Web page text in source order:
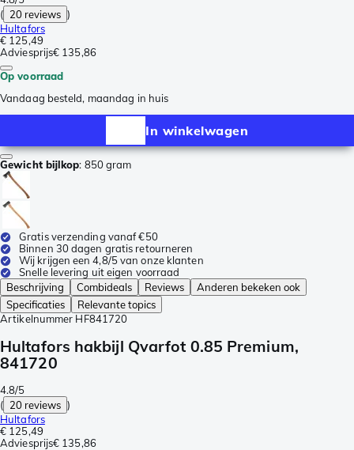
( 20 reviews )
Hultafors
€ 125,49
Adviesprijs€ 135,86
Op voorraad
Vandaag besteld, maandag in huis
In winkelwagen
Gewicht bijlkop: 850 gram
Gratis verzending vanaf €50
Binnen 30 dagen gratis retourneren
Wij krijgen een 4,8/5 van onze klanten
Snelle levering uit eigen voorraad
Beschrijving
Combideals Reviews
Anderen bekeken ook
Specificaties
Relevante topics
Artikelnummer HF841720
Hultafors hakbijl Qvarfot 0.85 Premium,
841720
4.8/5
( 20 reviews )
Hultafors
€ 125,49
Adviesprijs€ 135,86